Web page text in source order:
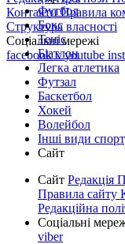
КонтактиПравила
Структура власності
Соціальні мережі
facebookxyoutube
Футбол
Бокс
Теніс
Біатлон
Легка атлетика
Футзал
Баскетбол
Хокей
Волейбол
Інші види
Сайт
Сайт Редакція
Правила сайту
Редакційна
Соціальні
viber